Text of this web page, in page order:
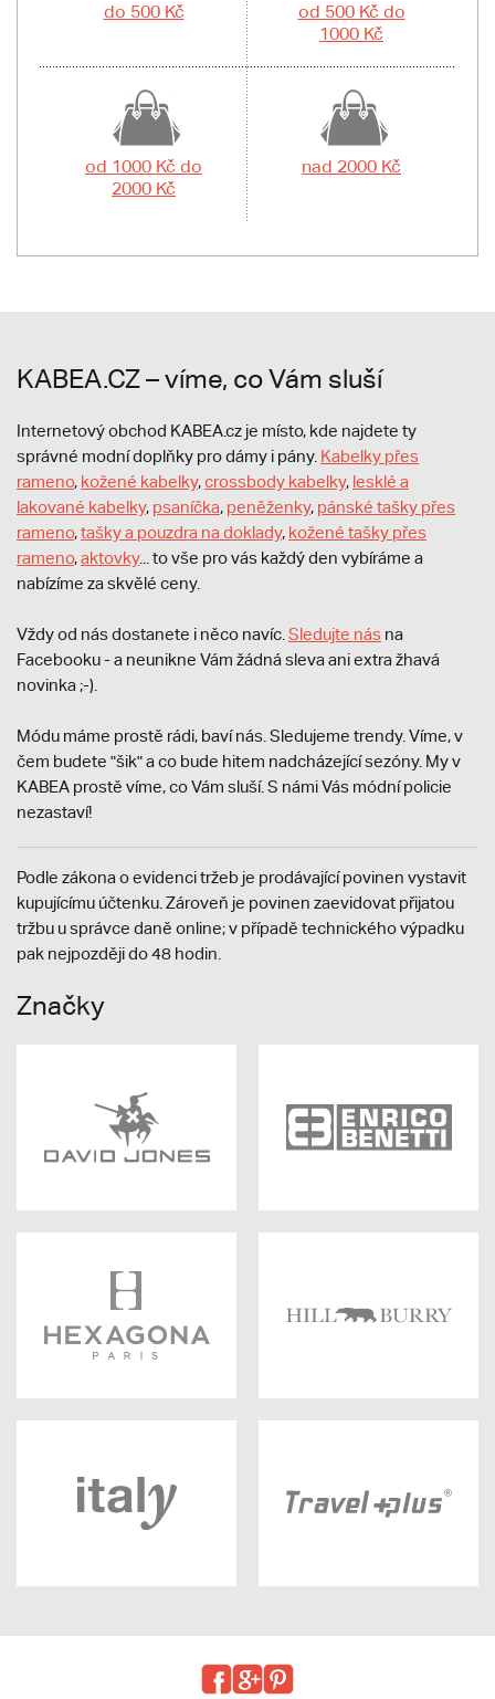
do 500 Kč
od 500 Kč do
1000 Kč
od 1000 Kč do
2000 Kč
nad 2000 Kč
KABEA.CZ – víme, co Vám sluší
Internetový obchod KABEA.cz je místo, kde najdete ty
správné modní doplňky pro dámy i pány. Kabelky přes
rameno, kožené kabelky,crossbody kabelky, lesklé a
lakované kabelky, psaníčka, peněženky, pánské tašky přes
rameno,tašky a pouzdra na doklady, kožené tašky přes
rameno,aktovky... to vše pro vás každý den vybíráme a
nabízíme za skvělé ceny.
Vždy od nás dostanete i něco navíc. Sledujte nás na
Facebooku - a neunikne Vám žádná sleva ani extra žhavá
novinka ;-).
Módu máme prostě rádi, baví nás. Sledujeme trendy. Víme, v
čem budete "šik" a co bude hitem nadcházející sezóny. My v
KABEA prostě víme, co Vám sluší. S námi Vás módní policie
nezastaví!
Podle zákona o evidenci tržeb je prodávající povinen vystavit
kupujícímu účtenku. Zároveň je povinen zaevidovat přijatou
tržbu u správce daně online; v případě technického výpadku
pak nejpozději do 48 hodin.
Značky